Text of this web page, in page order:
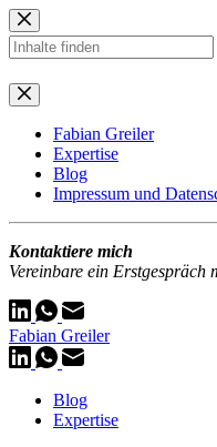
Zum
Inhalt
springen
Keine
Ergebnisse
Fabian Greiler
Expertise
Blog
Impressum und
Kontaktiere mich
Vereinbare ein
Fabian Greiler
Blog
Expertise